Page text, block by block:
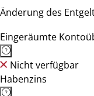
Änderung des
Eingeräumte
Nicht verfügbar
Habenzins